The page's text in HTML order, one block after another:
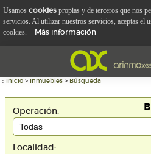
:: Inicio > Inmuebles > Búsqueda
Operación:
Localidad:
Usamos cookies propias y de terceros que nos
servicios. Al utilizar nuestros servicios, aceptas el
cookies.
Más información